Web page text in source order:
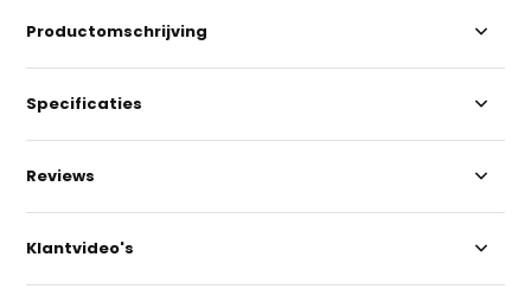
Productomschrijving
Specificaties
Reviews
Klantvideo's